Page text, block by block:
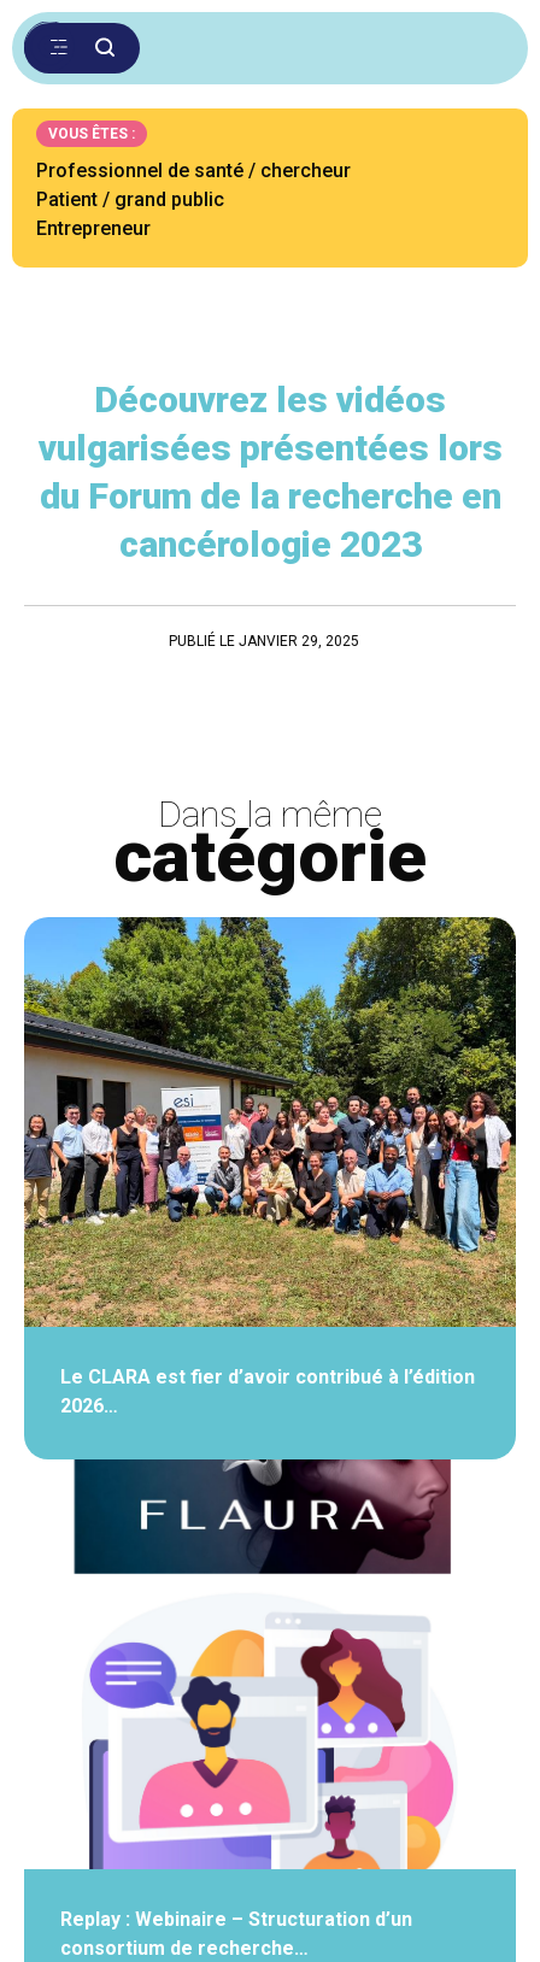
VOUS ÊTES :
Professionnel de santé / chercheur
Patient / grand public
Entrepreneur
Découvrez les vidéos
vulgarisées présentées lors
du Forum de la recherche en
cancérologie 2023
PUBLIÉ LE JANVIER 29, 2025
Dans la même
catégorie
Le CLARA est fier d’avoir contribué à l’édition
2026…
Replay : Webinaire – Structuration d’un
consortium de recherche…